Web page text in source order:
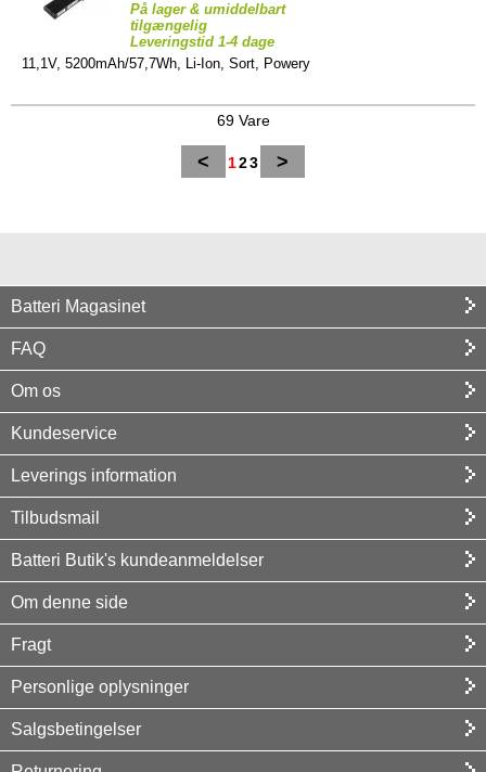
På lager & umiddelbart
tilgængelig
Leveringstid 1-4 dage
11,1V, 5200mAh/57,7Wh, Li-Ion, Sort, Powery
69 Vare
< 123 >
Batteri Magasinet
FAQ
Om os
Kundeservice
Leverings information
Tilbudsmail
Batteri Butik's kundeanmeldelser
Om denne side
Fragt
Personlige oplysninger
Salgsbetingelser